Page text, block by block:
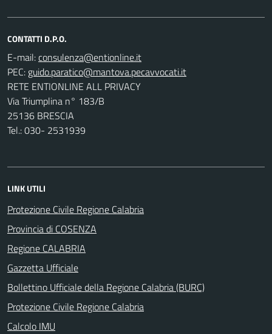
CONTATTI D.P.O.
E-mail:
PEC:
RETE ENTIONLINE ALL PRIVACY
Via Triumplina n° 183/B
25136 BRESCIA
Tel.: 030- 2531939
LINK UTILI
Protezione Civile Regione Calabria
Provincia di COSENZA
Regione CALABRIA
Gazzetta Ufficiale
Bollettino Ufficiale della Regione Calabria (BURC)
Protezione Civile Regione Calabria
Calcolo IMU